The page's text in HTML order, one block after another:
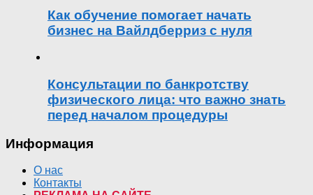
Как обучение помогает начать
бизнес на Вайлдберриз с нуля
Консультации по банкротству
физического лица: что важно знать
перед началом процедуры
Информация
О нас
Контакты